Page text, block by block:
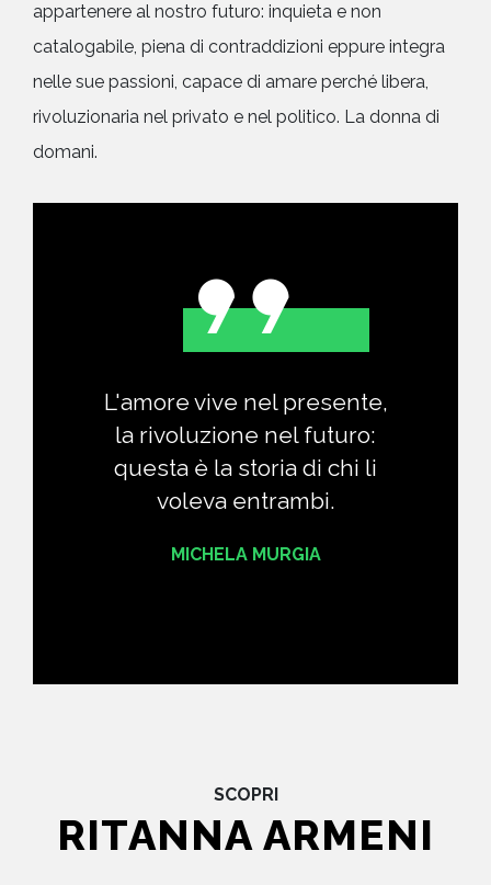
appartenere al nostro futuro: inquieta e non
catalogabile, piena di contraddizioni eppure integra
nelle sue passioni, capace di amare perché libera,
rivoluzionaria nel privato e nel politico. La donna di
domani.
L'amore vive nel presente,
la rivoluzione nel futuro:
questa è la storia di chi li
voleva entrambi.
MICHELA MURGIA
SCOPRI
RITANNA ARMENI